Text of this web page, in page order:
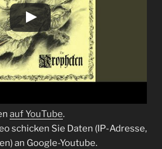
auf YouTube.
schicken Sie Daten (IP-Adresse,
an Google-Youtube.